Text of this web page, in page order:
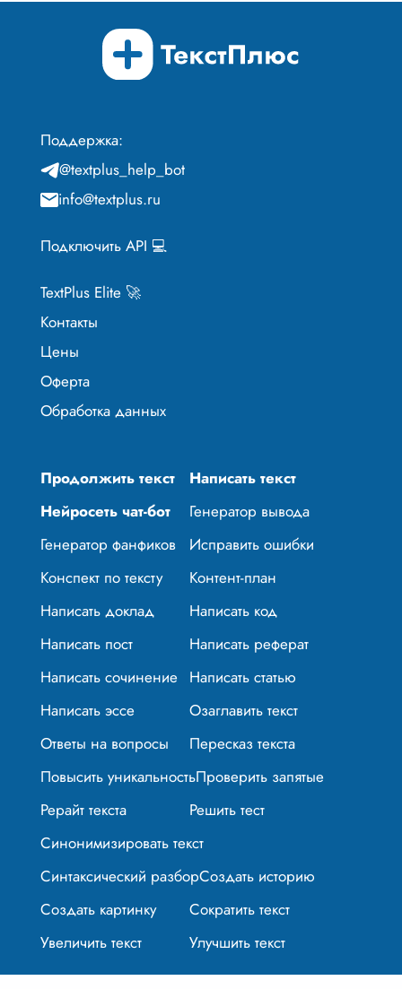
Поддержка:
@textplus_help_bot
info@textplus.ru
Подключить API 💻
TextPlus Elite 🚀
Контакты
Цены
Оферта
Обработка данных
Продолжить текст
Написать текст
Нейросеть чат-бот
Генератор вывода
Генератор фанфиков
Исправить ошибки
Конспект по тексту
Контент-план
Написать доклад
Написать код
Написать пост
Написать реферат
Написать сочинение Написать статью
Написать эссе
Озаглавить текст
Ответы на вопросы
Пересказ текста
Повысить уникальностьПроверить запятые
Рерайт текста
Решить тест
Синонимизировать текст
Синтаксический разборСоздать историю
Создать картинку
Сократить текст
Увеличить текст
Улучшить текст